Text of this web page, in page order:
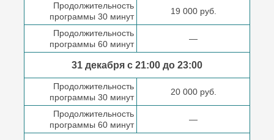
Продолжительность
программы 30 минут
19 000 руб.
Продолжительность
программы 60 минут
—
31 декабря с 21:00 до 23:00
Продолжительность
программы 30 минут
20 000 руб.
Продолжительность
программы 60 минут
—